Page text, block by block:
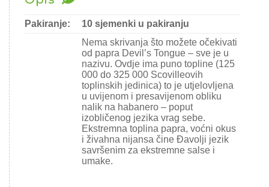
Ostalo sjeme
Pakiranje:
10 sjemenki u pakiranju
Nema skrivanja što možete očekivati
​​od papra Devil’s Tongue – sve je u
nazivu. Ovdje ima puno topline (125
000 do 325 000 Scovilleovih
toplinskih jedinica) to je utjelovljena
u uvijenom i presavijenom obliku
nalik na habanero – poput
izobličenog jezika vrag sebe.
Ekstremna toplina papra, voćni okus
i živahna nijansa čine Đavolji jezik
savršenim za ekstremne salse i
umake.